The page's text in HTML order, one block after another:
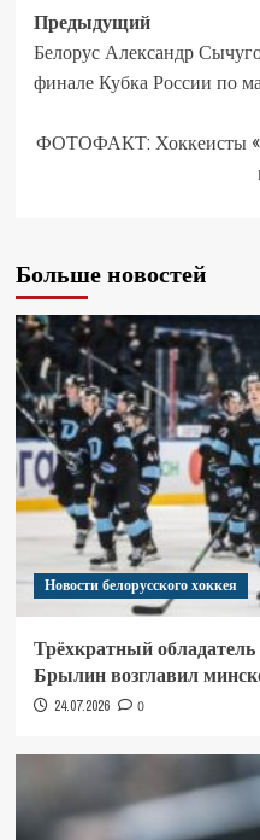
Предыдущий
Белорус Александр
финале Кубка России по
ФОТОФАКТ: Хоккеисты
Больше новостей
Новости белорусского хоккея
Трёхкратный
Брылин возглавил
24.07.2026 0